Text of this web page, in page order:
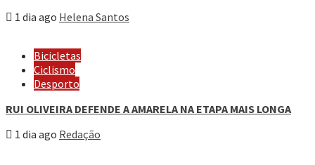
1 dia ago Helena Santos
Bicicletas
Ciclismo
Desporto
RUI OLIVEIRA DEFENDE A AMARELA NA ETAPA MAIS LONGA
1 dia ago Redação